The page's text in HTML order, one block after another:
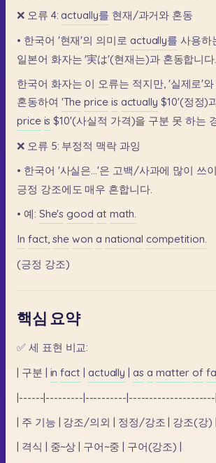
❌ 오류 4: actually를 현재/과거와 혼동
• 한국어 '현재'의 의미로 actually를 사용하
일본어 화자는 '実は'(현재는)과 혼동합니다.
한국어 화자는 이 오류는 적지만, '실제로'와
혼동하여 'The price is actually $10'(정정)
price is $10'(사실적 가격)을 구분 못 하는
❌ 오류 5: 부정적 맥락 과잉
• 한국어 '사실은...'은 고백/사과에 많이 쓰
긍정 강조에도 매우 흔합니다.
• 예: She's good at math.
In fact, she won a national competition.
(긍정 강조)
핵심 요약
✅ 세 표현 비교:
| 구분 | in fact | actually | as a matter of
|------|---------|----------|---------------------|
| 주 기능 | 강조/의외 | 정정/강조 | 강조(강) |
| 격식 | 중~상 | 구어~중 | 구어(강조) |